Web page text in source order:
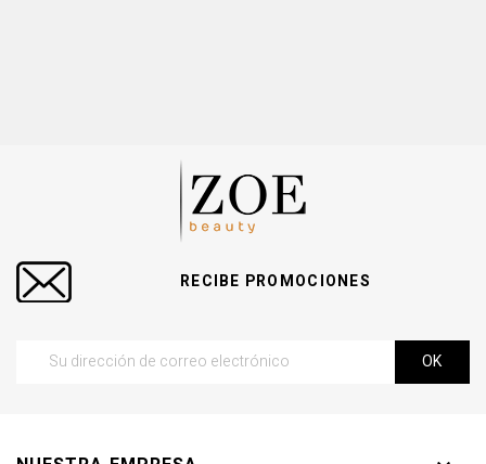
RECIBE PROMOCIONES